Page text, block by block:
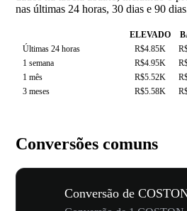
nas últimas 24 horas, 30 dias e 90
ELEVADO
Últimas 24 horas
R$4.85K
1 semana
R$4.95K
1 mês
R$5.52K
3 meses
R$5.58K
Conversões comuns
Conversão de